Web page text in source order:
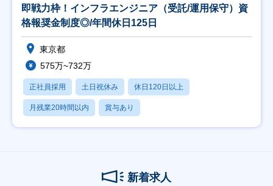
即戦力枠！インフラエンジニア（受託/運用保守）資
格報奨金制度◎/年間休日125日
東京都
575万~732万
正社員採用 土日祝休み 休日120日以上
月残業20時間以内 賞与あり
新着求人